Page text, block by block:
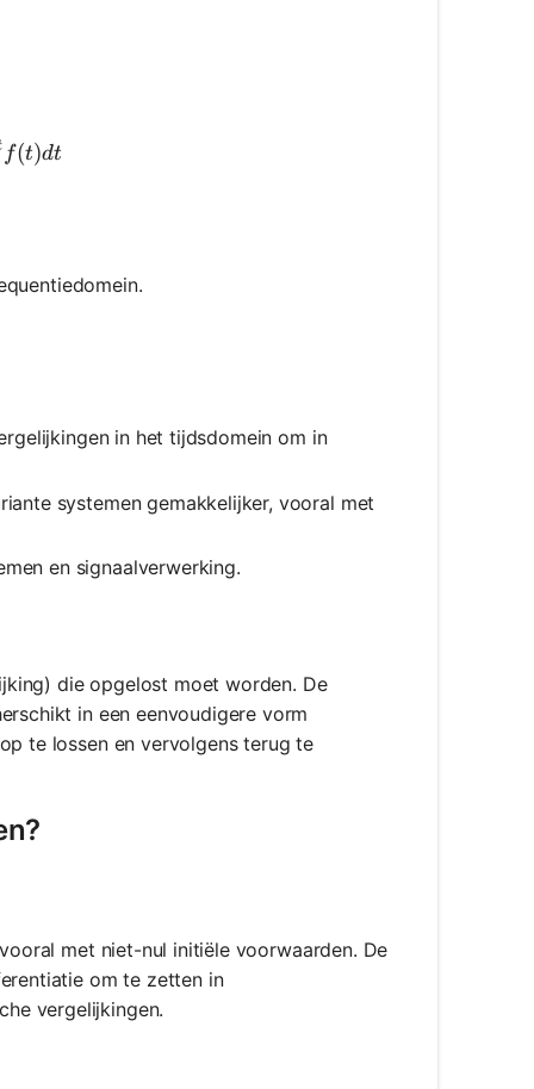
e^{-s t} f(t) d t
f(t)dt
in het tijdsdomein om in
systemen gemakkelijker, vooral met
en signaalverwerking.
die opgelost moet worden. De
in een eenvoudigere vorm
te lossen en vervolgens terug te
met niet-nul initiële voorwaarden. De
om te zetten in
vergelijkingen.